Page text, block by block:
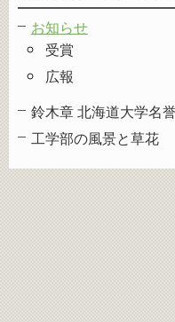
お知らせ
受賞
広報
鈴木章 北海道大学名
工学部の風景と草花